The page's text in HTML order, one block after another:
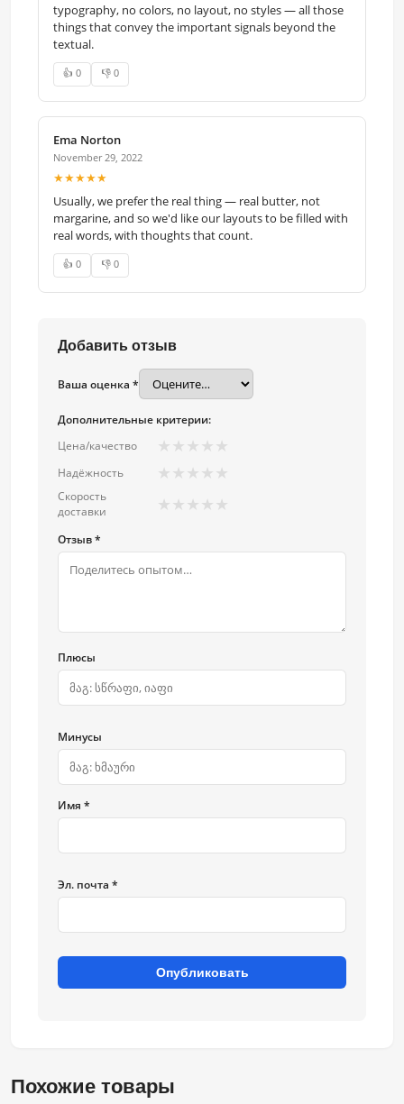
typography, no colors, no layout, no styles — all those
things that convey the important signals beyond the
textual.
👍 0 👎 0
Ema Norton
November 29, 2022
★★★★★
Usually, we prefer the real thing — real butter, not
margarine, and so we'd like our layouts to be filled with
real words, with thoughts that count.
👍 0 👎 0
Добавить отзыв
Ваша оценка *
Дополнительные критерии:
Цена/качество
★ ★ ★ ★ ★
Надёжность ★ ★ ★ ★ ★
Скорость
доставки
★ ★ ★ ★ ★
Отзыв *
Плюсы
Минусы
Имя *
Эл. почта *
Опубликовать
Похожие товары